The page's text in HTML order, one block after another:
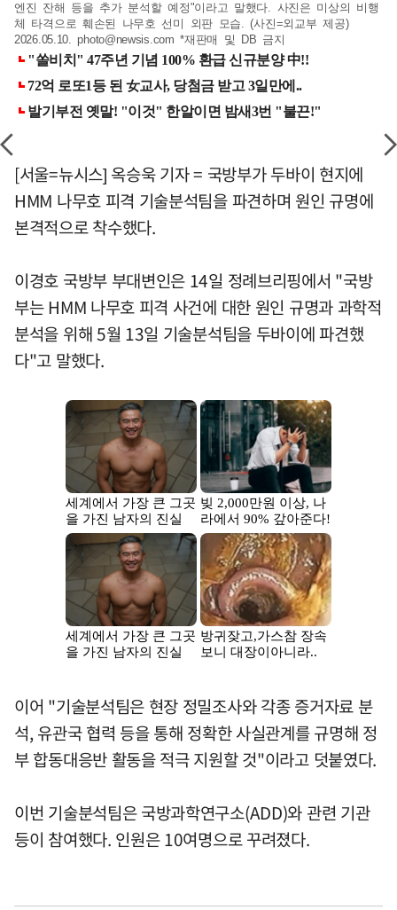
엔진 잔해 등을 추가 분석할 예정"이라고 말했다. 사진은 미상의 비행
체 타격으로 훼손된 나무호 선미 외판 모습. (사진=외교부 제공)
2026.05.10.photo@newsis.com *재판매 및 DB 금지
[서울=뉴시스] 옥승욱 기자 = 국방부가 두바이 현지에
HMM 나무호 피격 기술분석팀을 파견하며 원인 규명에
본격적으로 착수했다.
이경호 국방부 부대변인은 14일 정례브리핑에서 "국방
부는 HMM 나무호 피격 사건에 대한 원인 규명과 과학적
분석을 위해 5월 13일 기술분석팀을 두바이에 파견했
다"고 말했다.
이어 "기술분석팀은 현장 정밀조사와 각종 증거자료 분
석, 유관국 협력 등을 통해 정확한 사실관계를 규명해 정
부 합동대응반 활동을 적극 지원할 것"이라고 덧붙였다.
이번 기술분석팀은 국방과학연구소(ADD)와 관련 기관
등이 참여했다. 인원은 10여명으로 꾸려졌다.